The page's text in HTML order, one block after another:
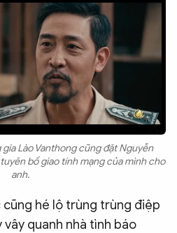
Lào Vanthong cũng đặt Nguyễn
bố giao tính mạng của mình cho
anh.
hé lộ trùng trùng điệp
quanh nhà tình báo